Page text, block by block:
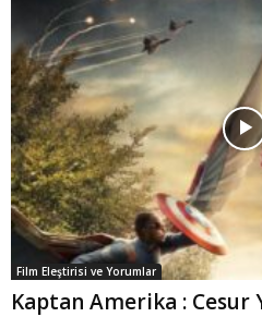
Film Eleştirisi ve Yorumlar
Kaptan Amerika : Cesur